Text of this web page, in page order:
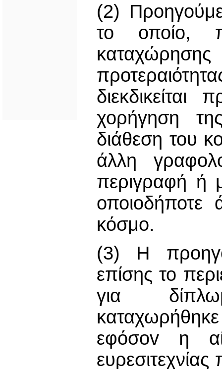
(2)
το οποίο,
διεκδικείται
χορήγηση
διάθεση του
άλλη
περιγραφή ή
κόσμο.
(3) Η
επίσης το
για
εφόσov η